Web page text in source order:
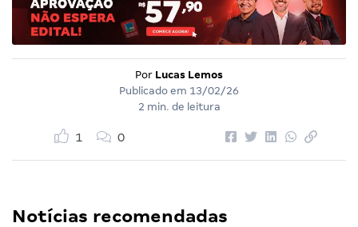
Por Lucas Lemos
Publicado em 13/02/26
2 min. de leitura
1 0
Notícias recomendadas